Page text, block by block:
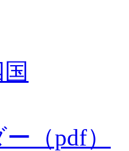
（pdf）